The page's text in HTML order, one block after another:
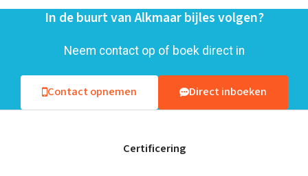
In de buurt van Alkmaar bijles volgen?
Neem contact op of boek direct in
Contact opnemen Direct inboeken
Certificering